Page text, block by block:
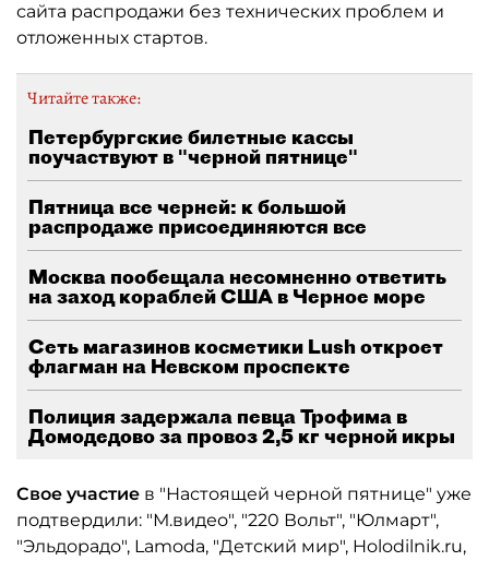
сайта распродажи без технических проблем и
отложенных стартов.
Читайте также:
Петербургские билетные кассы
поучаствуют в "черной пятнице"
Пятница все черней: к большой
распродаже присоединяются все
Москва пообещала несомненно ответить
на заход кораблей США в Черное море
Сеть магазинов косметики Lush откроет
флагман на Невском проспекте
Полиция задержала певца Трофима в
Домодедово за провоз 2,5 кг черной икры
Свое участие в "Настоящей черной пятнице" уже
подтвердили: "М.видео", "220 Вольт", "Юлмарт",
"Эльдорадо", Lamoda, "Детский мир", Holodilnik.ru,